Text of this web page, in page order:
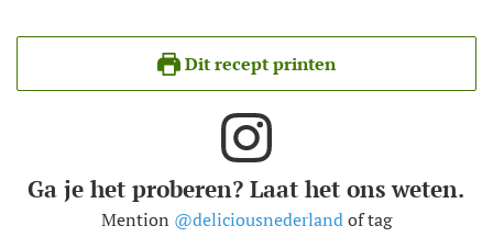
Dit recept printen
Ga je het proberen? Laat het ons weten.
Mention @deliciousnederlandof tag